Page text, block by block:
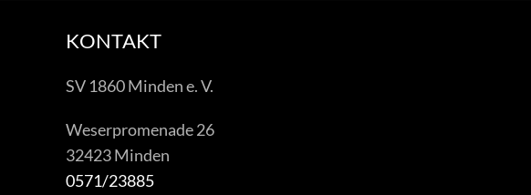
KONTAKT
SV 1860 Minden e. V.
Weserpromenade 26
32423 Minden
0571/23885